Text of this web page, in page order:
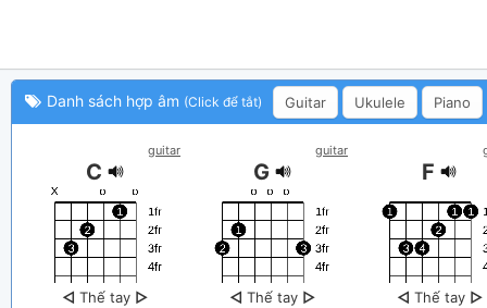
Danh sách hợp âm (Click để tắt) Guitar Ukulele Piano
guitar
C
◁ Thế tay ▷
guitar
G
◁ Thế tay ▷
F
◁ Thế tay ▷